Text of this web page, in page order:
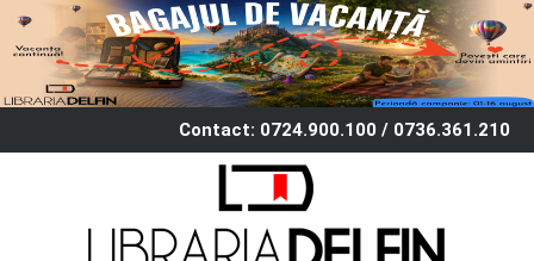
Contact: 0724.900.100 / 0736.361.210